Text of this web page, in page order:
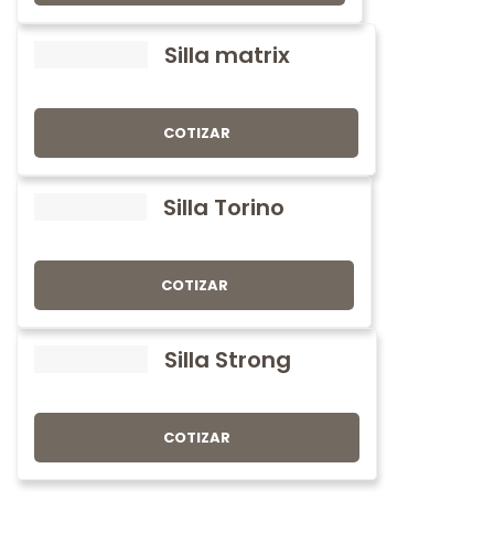
Silla matrix
COTIZAR
Silla Torino
COTIZAR
Silla Strong
COTIZAR